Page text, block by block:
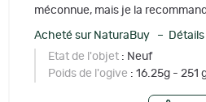
méconnue, mais je la
Acheté sur NaturaBuy – Détails
Etat de l'objet : Neuf
Poids de l'ogive : 16.25g - 251